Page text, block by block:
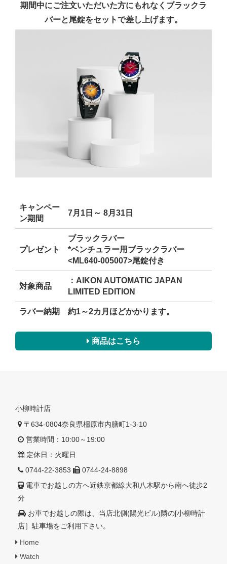
期間中にご注文いただいた方にもれなくブラックラ
バーと尾錠をセットで差し上げます。
キャンペー
ン期間
7月1日～ 8月31日
プレゼント
ブラックラバー
*ベンチュラー用ブラックラバー
<ML640-005007>尾錠付き
対象商品
：AIKON AUTOMATIC JAPAN
LIMITED EDITION
ラバー納期 約1～2カ月ほどかかります。
商品はこちら
小柳時計店
〒634-0804奈良県橿原市内膳町1-3-10
営業時間：10:00～19:00
定休日：火曜日
0744-22-3853
0744-24-8898
電車でお越しの方へ近鉄京都線大和八木駅から南へ徒歩2
分
お車でお越しの際は、当店北側(陽光ビル)隣の[小柳時計
店］駐車場をご利用下さい。
Home
Watch